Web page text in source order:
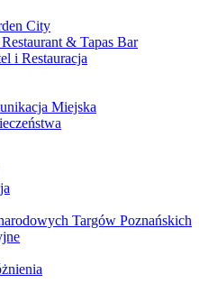
City
& Tapas Bar
i Restauracja
Miejska
Targów Poznańskich